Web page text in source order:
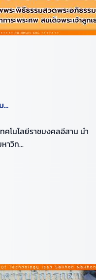
คโนโลยีราชมงคลอีสาน นำ
าวิท...